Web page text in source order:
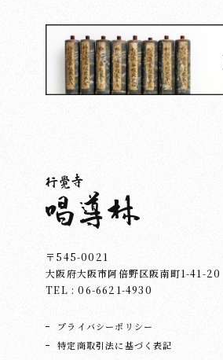
〒545-0021
大阪府大阪市阿倍野区阪南町1-41-20
TEL : 06-6621-4930
プライバシーポリシー
特定商取引法に基づく表記